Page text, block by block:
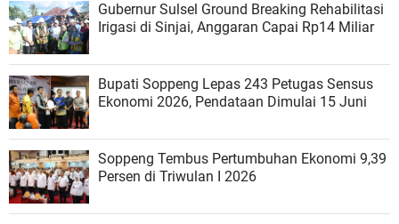
Gubernur Sulsel Ground Breaking Rehabilitasi
Irigasi di Sinjai, Anggaran Capai Rp14 Miliar
Bupati Soppeng Lepas 243 Petugas Sensus
Ekonomi 2026, Pendataan Dimulai 15 Juni
Soppeng Tembus Pertumbuhan Ekonomi 9,39
Persen di Triwulan I 2026